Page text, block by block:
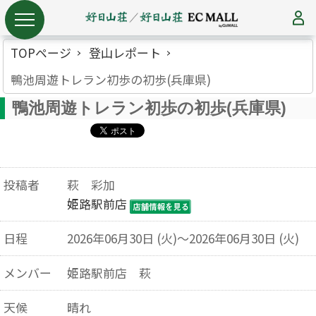
TOPページ
登山レポート
鴨池周遊トレラン初歩の初歩(兵庫県)
鴨池周遊トレラン初歩の初歩(兵庫県)
投稿者
萩 彩加
姫路駅前店
日程
2026年06月30日 (火)～2026年06月30日 (火)
メンバー
姫路駅前店 萩
天候
晴れ